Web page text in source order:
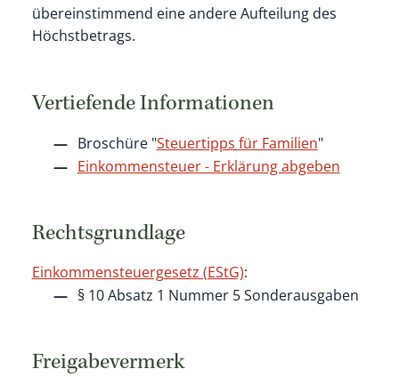
übereinstimmend eine andere Aufteilung des
Höchstbetrags.
Vertiefende Informationen
Broschüre "Steuertipps für Familien"
Einkommensteuer - Erklärung abgeben
Rechtsgrundlage
Einkommensteuergesetz (EStG):
§ 10 Absatz 1 Nummer 5Sonderausgaben
Freigabevermerk